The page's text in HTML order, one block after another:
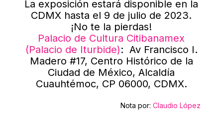
La exposición estará disponible en la
CDMX hasta el 9 de julio de 2023.
¡No te la pierdas!
Palacio de Cultura Citibanamex
(Palacio de Iturbide): Av Francisco I.
Madero #17, Centro Histórico de la
Ciudad de México, Alcaldía
Cuauhtémoc, CP 06000, CDMX.
Nota por:Claudio López